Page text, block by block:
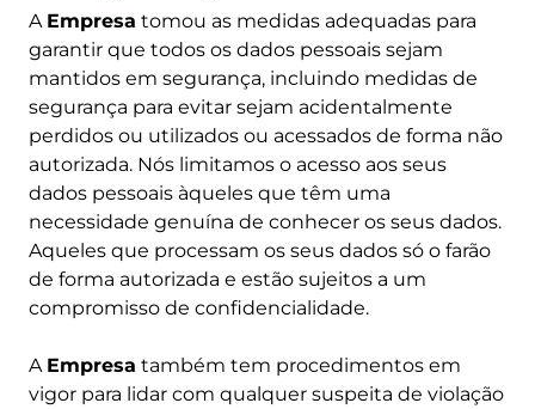
A Empresa tomou as medidas adequadas para
garantir que todos os dados pessoais sejam
mantidos em segurança, incluindo medidas de
segurança para evitar sejam acidentalmente
perdidos ou utilizados ou acessados de forma não
autorizada. Nós limitamos o acesso aos seus
dados pessoais àqueles que têm uma
necessidade genuína de conhecer os seus dados.
Aqueles que processam os seus dados só o farão
de forma autorizada e estão sujeitos a um
compromisso de confidencialidade.
A Empresa também tem procedimentos em
vigor para lidar com qualquer suspeita de violação